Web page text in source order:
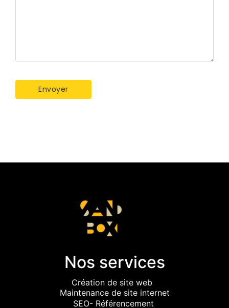
Nos services
Création de site web
Maintenance de site internet
SEO- Référencement